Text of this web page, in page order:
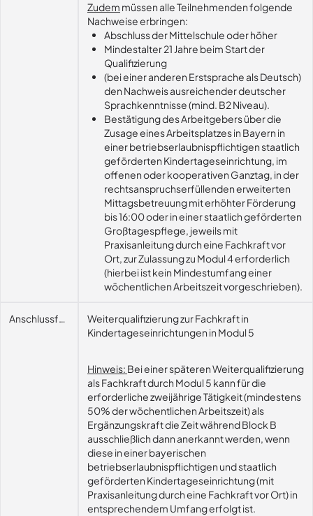
Zudem müssen alle Teilnehmenden folgende
Nachweise erbringen:
Abschluss der Mittelschule oder höher
Mindestalter 21 Jahre beim Start der
Qualifizierung
(bei einer anderen Erstsprache als Deutsch)
den Nachweis ausreichender deutscher
Sprachkenntnisse (mind. B2 Niveau).
Bestätigung des Arbeitgebers über die
Zusage eines Arbeitsplatzes in Bayern in
einer betriebserlaubnispflichtigen staatlich
geförderten Kindertageseinrichtung, im
offenen oder kooperativen Ganztag, in der
rechtsanspruchserfüllenden erweiterten
Mittagsbetreuung mit erhöhter Förderung
bis 16:00 oder in einer staatlich geförderten
Großtagespflege, jeweils mit
Praxisanleitung durch eine Fachkraft vor
Ort, zur Zulassung zu Modul 4 erforderlich
(hierbei ist kein Mindestumfang einer
wöchentlichen Arbeitszeit vorgeschrieben).
AnschlussfähigkeitWeiterqualifizierung zur Fachkraft in
Kindertageseinrichtungen in Modul 5
Hinweis: Bei einer späteren Weiterqualifizierung
als Fachkraft durch Modul 5 kann für die
erforderliche zweijährige Tätigkeit (mindestens
50% der wöchentlichen Arbeitszeit) als
Ergänzungskraft die Zeit während Block B
ausschließlich dann anerkannt werden, wenn
diese in einer bayerischen
betriebserlaubnispflichtigen und staatlich
geförderten Kindertageseinrichtung (mit
Praxisanleitung durch eine Fachkraft vor Ort) in
entsprechendem Umfang erfolgt ist.